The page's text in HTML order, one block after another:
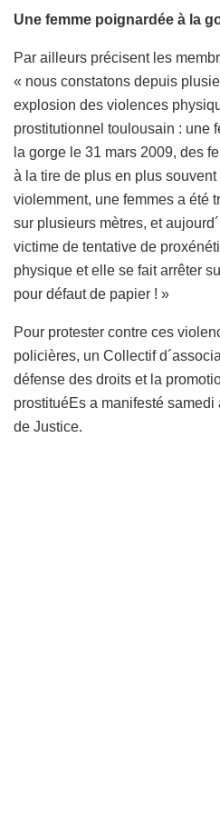
Une femme poignardée à la
Par ailleurs précisent les
« nous constatons depuis
explosion des violences
prostitutionnel toulousain : une
la gorge le 31 mars 2009, des
à la tire de plus en plus
violemment, une femmes a été
sur plusieurs mètres, et
victime de tentative de
physique et elle se fait arrêter
pour défaut de papier ! »
Pour protester contre ces
policières, un Collectif
défense des droits et la
prostituéEs a manifesté
de Justice.